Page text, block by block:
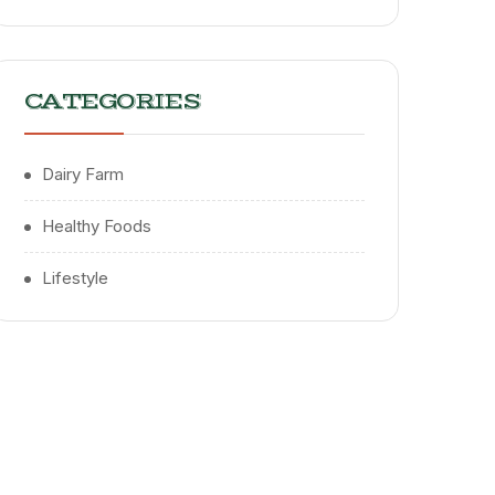
CATEGORIES
Dairy Farm
Healthy Foods
Lifestyle